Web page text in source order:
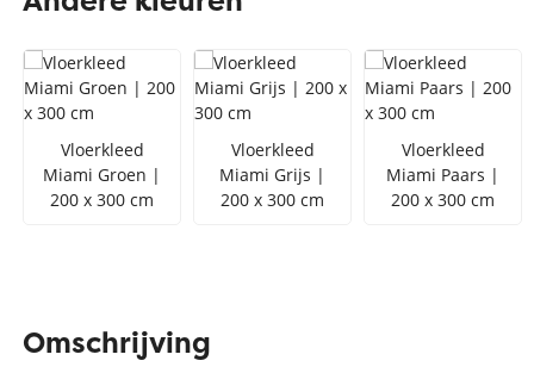
Vloerkleed zwart wit
Toon alles Soorten
Toon alles Afmetingen
Toon alles Merken
Vloerkleed
Miami Groen |
200 x 300 cm
Vloerkleed
Miami Grijs |
200 x 300 cm
Vloerkleed
Miami Paars |
200 x 300 cm
Omschrijving